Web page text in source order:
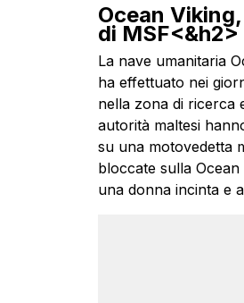
Ocean
di MSF<&h2>
La nave umanitaria
ha effettuato nei
nella zona di ricerca
autorità maltesi
su una motovedetta
bloccate sulla
una donna incinta e